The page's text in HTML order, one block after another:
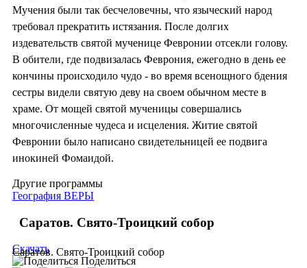
Мучения были так бесчеловечны, что языческий народ
требовал прекратить истязания. После долгих
издевательств святой мученице Февронии отсекли голову.
В обители, где подвизалась Феврония, ежегодно в день ее
кончины происходило чудо - во время всенощного бдения
сестры видели святую деву на своем обычном месте в
храме. От мощей святой мученицы совершались
многочисленные чудеса и исцеления. Житие святой
Февронии было написано свидетельницей ее подвига
инокиней Фомаидой.
Другие программы
География ВЕРЫ
Саратов. Свято-Троицкий собор
Саратов. Свято-Троицкий собор
Скачать
Поделиться